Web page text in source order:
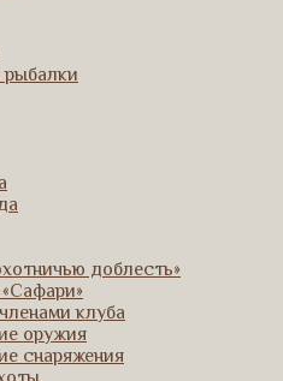
доблесть»
клуба
оружия
снаряжения